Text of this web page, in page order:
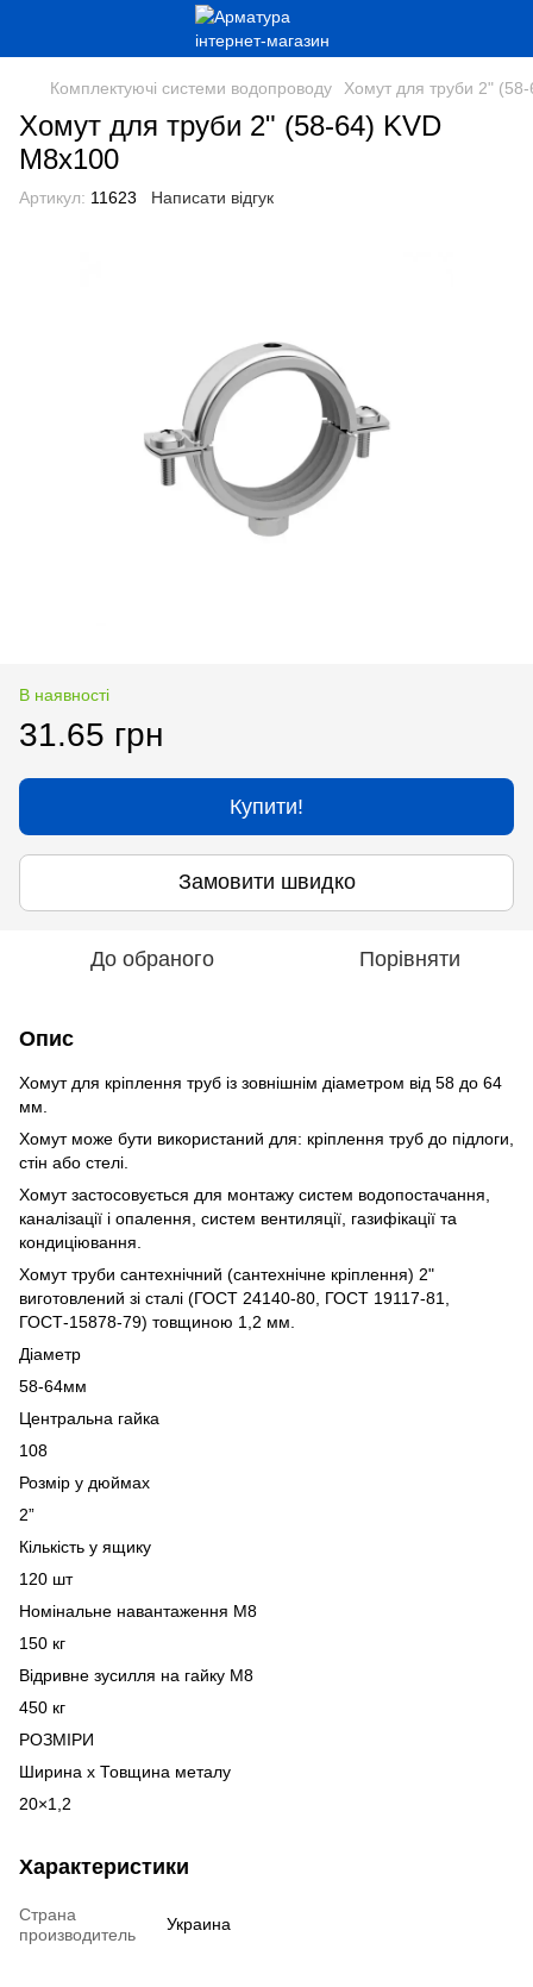
Комплектуючі системи водопроводу Хомут для труби 2"
Хомут для труби 2" (58-64) KVD
М8х100
Артикул: 11623 Написати відгук
В наявності
31.65 грн
Купити!
Замовити швидко
До обраного Порівняти
Опис
Хомут для кріплення труб із зовнішнім діаметром від 58 до 64
мм.
Хомут може бути використаний для: кріплення труб до підлоги,
стін або стелі.
Хомут застосовується для монтажу систем водопостачання,
каналізації і опалення, систем вентиляції, газифікації та
кондиціювання.
Хомут труби сантехнічний (сантехнічне кріплення) 2"
виготовлений зі сталі (ГОСТ 24140-80, ГОСТ 19117-81,
ГОСТ-15878-79) товщиною 1,2 мм.
Діаметр
58-64мм
Центральна гайка
108
Розмір у дюймах
2”
Кількість у ящику
120 шт
Номінальне навантаження М8
150 кг
Відривне зусилля на гайку М8
450 кг
РОЗМІРИ
Ширина х Товщина металу
20×1,2
Характеристики
Страна
производитель
Украина